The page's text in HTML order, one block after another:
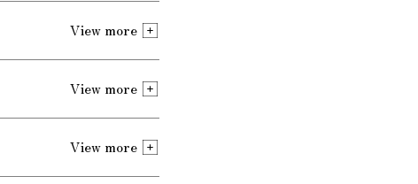
View more
View more
View more